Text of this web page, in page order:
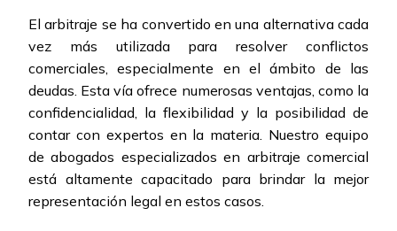
El arbitraje se ha convertido en una alternativa cada
vez más utilizada para resolver conflictos
comerciales, especialmente en el ámbito de las
deudas. Esta vía ofrece numerosas ventajas, como la
confidencialidad, la flexibilidad y la posibilidad de
contar con expertos en la materia. Nuestro equipo
de abogados especializados en arbitraje comercial
está altamente capacitado para brindar la mejor
representación legal en estos casos.